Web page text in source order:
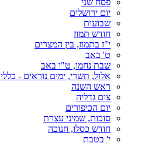
פסח שני
יום ירושלים
שבועות
חודש תמוז
י"ז בתמוז, בין המצרים
ט' באב
שבת נחמו, ט"ו באב
אלול, תשרי, ימים נוראים - כללי
ראש השנה
צום גדליה
יום הכיפורים
סוכות, שמיני עצרת
חודש כסלו, חנוכה
י' בטבת